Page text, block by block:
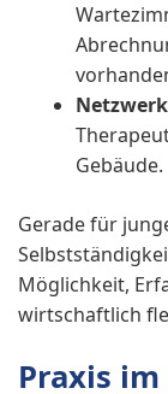
Gebäude.
Gerade für
Möglichkeit,
wirtschaftlich
Praxis